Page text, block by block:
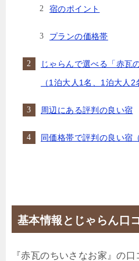
宿のポイント
プランの価格帯
じゃらんで選べる「赤瓦
（1泊大人1名、1泊大人2
周辺にある評判の良い宿
同価格帯で評判の良い宿
基本情報とじゃらん口
『赤瓦のちいさなお家』の